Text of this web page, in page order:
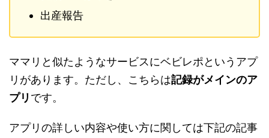
出産報告
ママリと似たようなサービスにベビレポというアプ
リがあります。ただし、こちらは記録がメインのア
プリ です。
アプリの詳しい内容や使い方に関しては下記の記事